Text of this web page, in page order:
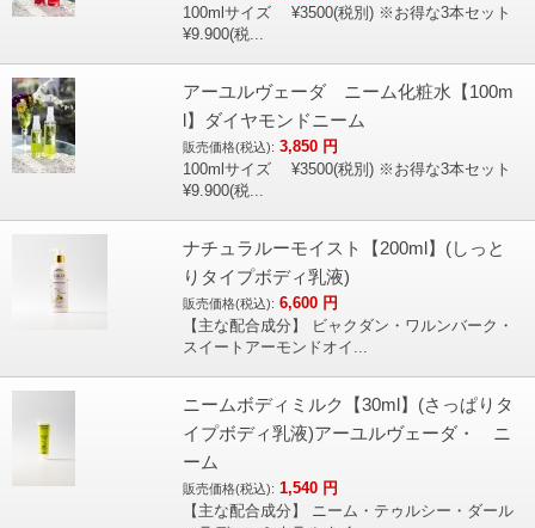
100mlサイズ ¥3500(税別) ※お得な3本セット
¥9.900(税...
アーユルヴェーダ ニーム化粧水【100m
l】ダイヤモンドニーム
販売価格(税込): 3,850 円
100mlサイズ ¥3500(税別) ※お得な3本セット
¥9.900(税...
ナチュラルーモイスト【200ml】(しっと
りタイプボディ乳液)
販売価格(税込): 6,600 円
【主な配合成分】 ビャクダン・ワルンバーク・
スイートアーモンドオイ...
ニームボディミルク【30ml】(さっぱりタ
イプボディ乳液)アーユルヴェーダ・ ニ
ーム
販売価格(税込): 1,540 円
【主な配合成分】 ニーム・テゥルシー・ダール